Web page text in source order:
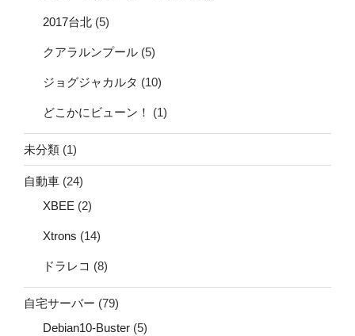
2017台北 (5)
クアラルンプール (5)
ジョグジャカルタ (10)
どこかにビューン！ (1)
未分類 (1)
自動車 (24)
XBEE (2)
Xtrons (14)
ドラレコ (8)
自宅サーバー (79)
Debian10-Buster (5)